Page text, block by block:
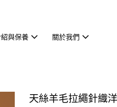
與保養 關於我們
天絲羊毛拉繩針織